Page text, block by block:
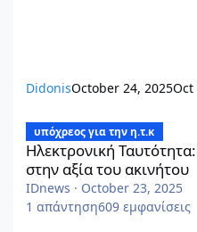
DidonisOctober 24, 2025Oct
υπόχρεος για την η.τ.κ
Ηλεκτρονική
στην αξία του ακινήτου
IDnews · October 23, 2025
1 απάντηση609 εμφανίσεις